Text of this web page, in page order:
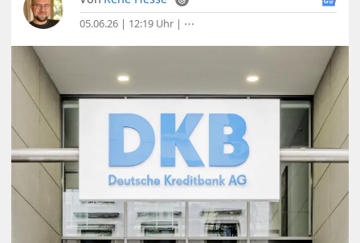
05.06.26 | 12:19 Uhr | ⋯